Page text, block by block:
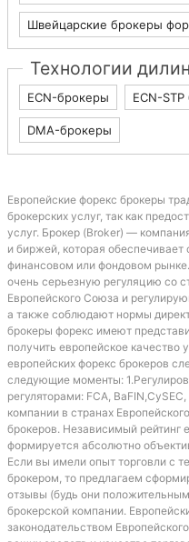
Швейцарские брокеры
Технологии
ECN-брокеры ECN-
DMA-брокеры
Европейские форекс брокеры
брокерских услуг, так как
услуг. Брокер (Broker) —
и биржей, которая
финансовом или фондовом
очень серьезную регуляцию со
Европейского Союза и
а также соблюдают нормы
брокеры форекс имеют
получить европейское качество
европейских форекс брокеров
следующие моменты:
регуляторами: FCA,
компании в странах
брокеров. Независимый рейтинг
формируется абсолютно
Если вы имели опыт торговли с
брокером, то предлагаем
отзывы (будь они
брокерской компании.
законодательством